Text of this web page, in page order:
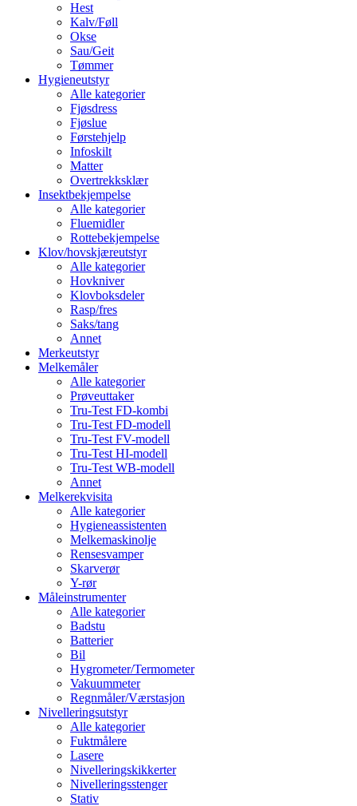
Hest
Kalv/Føll
Okse
Sau/Geit
Tømmer
Hygieneutstyr
Alle kategorier
Fjøsdress
Fjøslue
Førstehjelp
Infoskilt
Matter
Overtrekksklær
Insektbekjempelse
Alle kategorier
Fluemidler
Rottebekjempelse
Klov/hovskjæreutstyr
Alle kategorier
Hovkniver
Klovboksdeler
Rasp/fres
Saks/tang
Annet
Merkeutstyr
Melkemåler
Alle kategorier
Prøveuttaker
Tru-Test FD-kombi
Tru-Test FD-modell
Tru-Test FV-modell
Tru-Test HI-modell
Tru-Test WB-modell
Annet
Melkerekvisita
Alle kategorier
Hygieneassistenten
Melkemaskinolje
Rensesvamper
Skarverør
Y-rør
Måleinstrumenter
Alle kategorier
Badstu
Batterier
Bil
Hygrometer/Termometer
Vakuummeter
Regnmåler/Værstasjon
Nivelleringsutstyr
Alle kategorier
Fuktmålere
Lasere
Nivelleringskikkerter
Nivelleringsstenger
Stativ